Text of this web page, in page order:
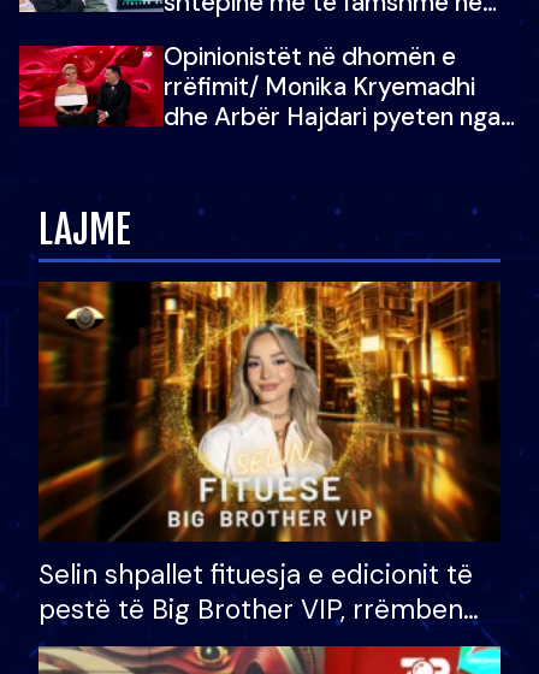
vajzën e tij
Opinionistët në dhomën e
rrëfimit/ Monika Kryemadhi
dhe Arbër Hajdari pyeten nga
LAJME
Selin shpallet fituesja e edicionit të
pestë të Big Brother VIP, rrëmben
çmimin e madh prej 100 mijë eurosh